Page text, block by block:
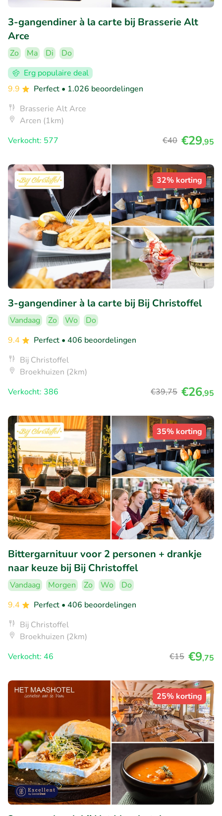
3-gangendiner à la carte bij Brasserie Alt
Arce
Zo Ma Di
Do
Erg populaire deal
9.9
Perfect • 1.026 beoordelingen
Brasserie Alt Arce
Arcen (1km)
Verkocht: 577
€40 €29,95
32% korting
3-gangendiner à la carte bij Bij Christoffel
Vandaag Zo Wo
Do
9.4
Perfect • 406 beoordelingen
Bij Christoffel
Broekhuizen (2km)
Verkocht: 386
€39,75 €26,95
35% korting
Bittergarnituur voor 2 personen + drankje
naar keuze bij Bij Christoffel
Vandaag Morgen Zo Wo
Do
9.4
Perfect • 406 beoordelingen
Bij Christoffel
Broekhuizen (2km)
Verkocht: 46
€15 €9,75
25% korting